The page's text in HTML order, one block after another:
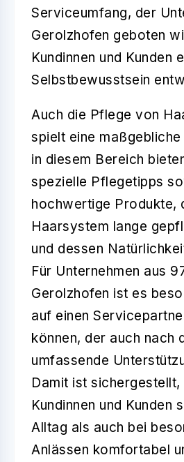
Serviceumfang, der
Gerolzhofen geboten
Kundinnen und Kunden
Selbstbewusstsein
Auch die Pflege von
spielt eine
in diesem Bereich
spezielle Pflegetipps
hochwertige Produkte,
Haarsystem lange
und dessen
Für Unternehmen aus
Gerolzhofen ist es
auf einen
können, der auch nach
umfassende
Damit ist sichergestellt,
Kundinnen und Kunden
Alltag als auch bei
Anlässen komfortabel